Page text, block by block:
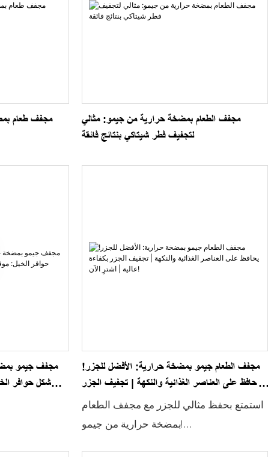
مجفف طعام
مجفف الطعام بمضخة حرارية من جيمو: مثالي
لتجفيف فطر شيتاكي بنتائج فائقة
مجفف جيمو
شكل حوافر
مجفف الطعام جيمو بمضخة حرارية: الأفضل للجزر!
يحافظ على العناصر الغذائية والنكهة | تجفيف الجزر
استمتع بحفظ مثالي للجزر مع مجفف الطعام
بمضخة حرارية من جيمو!